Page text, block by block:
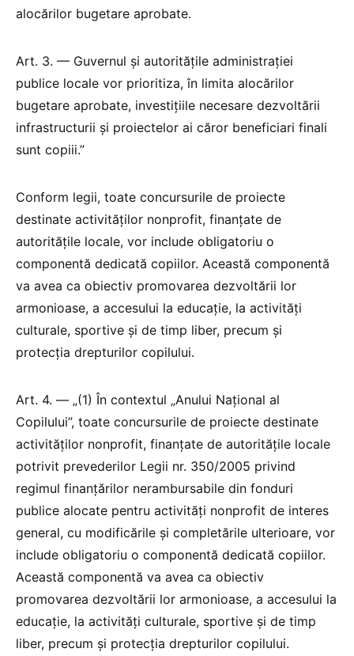
alocărilor bugetare aprobate.
Art. 3. — Guvernul și autoritățile administrației
publice locale vor prioritiza, în limita alocărilor
bugetare aprobate, investițiile necesare dezvoltării
infrastructurii și proiectelor ai căror beneficiari finali
sunt copiii.”
Conform legii, toate concursurile de proiecte
destinate activităților nonprofit, finanțate de
autoritățile locale, vor include obligatoriu o
componentă dedicată copiilor. Această componentă
va avea ca obiectiv promovarea dezvoltării lor
armonioase, a accesului la educație, la activități
culturale, sportive și de timp liber, precum și
protecția drepturilor copilului.
Art. 4. — „(1) În contextul „Anului Național al
Copilului”, toate concursurile de proiecte destinate
activităților nonprofit, finanțate de autoritățile locale
potrivit prevederilor Legii nr. 350/2005 privind
regimul finanțărilor nerambursabile din fonduri
publice alocate pentru activități nonprofit de interes
general, cu modificările și completările ulterioare, vor
include obligatoriu o componentă dedicată copiilor.
Această componentă va avea ca obiectiv
promovarea dezvoltării lor armonioase, a accesului la
educație, la activități culturale, sportive și de timp
liber, precum și protecția drepturilor copilului.